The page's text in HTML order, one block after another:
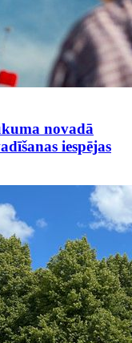
novadā
iespējas